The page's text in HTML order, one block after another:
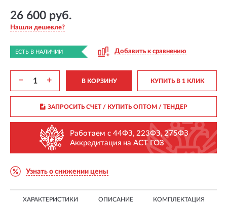
26 600 руб.
Нашли дешевле?
ЕСТЬ В НАЛИЧИИ Добавить к сравнению
− + В КОРЗИНУ КУПИТЬ В 1 КЛИК
ЗАПРОСИТЬ СЧЕТ / КУПИТЬ ОПТОМ/ ТЕНДЕР
Работаем с 44ФЗ, 223ФЗ, 275ФЗ
Аккредитация на АСТ ГОЗ
Узнать о снижении цены
ХАРАКТЕРИСТИКИ ОПИСАНИЕ КОМПЛЕКТАЦИЯ